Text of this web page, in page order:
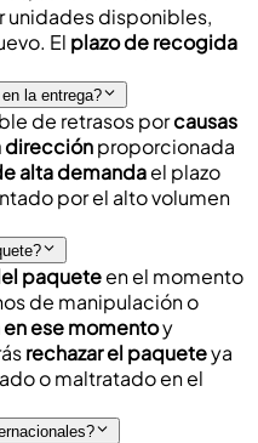
unidades disponibles,
El plazo de recogida
la entrega?
de retrasos porcausas
direcciónproporcionada
alta demandael plazo
por el alto volumen
paqueteen el momento
de manipulación o
ese momentoy
rechazar el paqueteya
o maltratado en el